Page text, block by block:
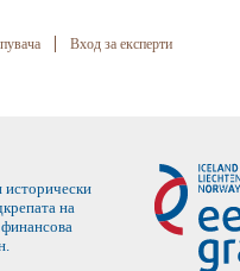
Вход за експерти
исторически
на